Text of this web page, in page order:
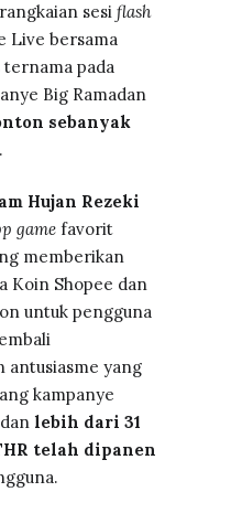
sesi flash
Live bersama
pada
Big Ramadan
sebanyak
.
Hujan Rezeki
game favorit
memberikan
Koin Shopee dan
untuk pengguna
antusiasme yang
kampanye
lebih dari 31
telah dipanen